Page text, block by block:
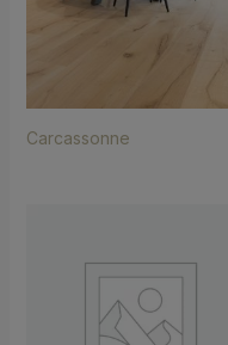
Carcassonne